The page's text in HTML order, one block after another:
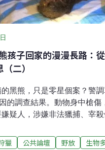
孩子回家的漫漫長路：
二）
黑熊，只是零星個案？警
的調查結果。動物身中槍
疑人，涉嫌非法獵捕、宰
意外，其中有3起死亡，另
獵 公共論壇 野放 生物